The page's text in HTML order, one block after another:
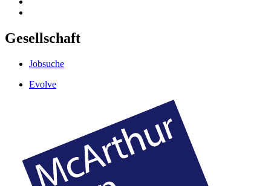
Gesellschaft
Jobsuche
Evolve